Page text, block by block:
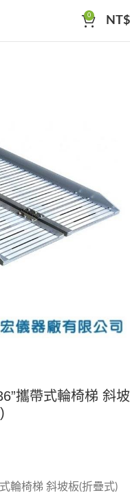
0 NT$
攜帶式輪椅梯 斜坡
輪椅梯 斜坡板(折疊式)